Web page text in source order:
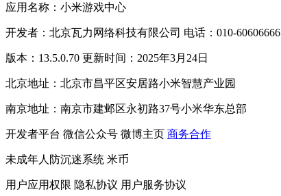
应用名称：小米游戏中心
开发者：北京瓦力网络科技有限公司 电话：010-60606666
版本：13.5.0.70 更新时间：2025年3月24日
北京地址：北京市昌平区安居路小米智慧产业园
南京地址：南京市建邺区永初路37号小米华东总部
开发者平台 微信公众号 微博主页 商务合作
未成年人防沉迷系统 米币
用户应用权限 隐私协议 用户服务协议